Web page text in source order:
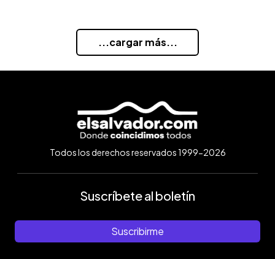
...cargar más...
Todos los derechos reservados 1999-2026
Suscríbete al boletín
Suscribirme